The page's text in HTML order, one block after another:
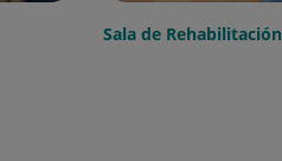
Sala de Rehabilitación